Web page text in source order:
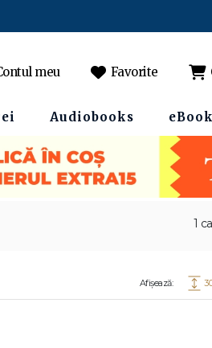
meu Favorite
Audiobooks
1
Afișează: 30